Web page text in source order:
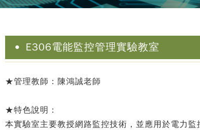
E306電能監控管理實驗教室
★管理教師：陳鴻誠老師
★特色說明：
本實驗室主要教授網路監控技術，並應用於電力